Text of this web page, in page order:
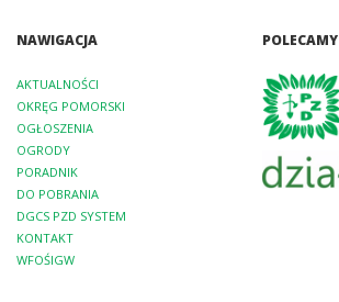
NAWIGACJA
AKTUALNOŚCI
OKRĘG POMORSKI
OGŁOSZENIA
OGRODY
PORADNIK
DO POBRANIA
DGCS PZD SYSTEM
KONTAKT
WFOŚIGW
POLECAMY